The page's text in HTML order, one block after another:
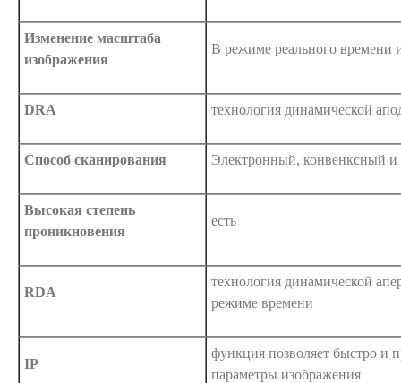
Изменение масштаба
изображения
В режиме реального времени
DRA технология динамической
Способ сканирования Электронный, конвенксный
Высокая степень
проникновения
есть
RDA
технология динамической
режиме времени
IP
функция позволяет быстро и
параметры изображения